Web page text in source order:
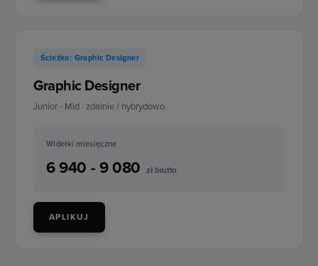
Ścieżka: Graphic Designer
Graphic Designer
Junior - Mid · zdalnie / hybrydowo
Widełki miesięczne
6 940 - 9 080 zł brutto
APLIKUJ